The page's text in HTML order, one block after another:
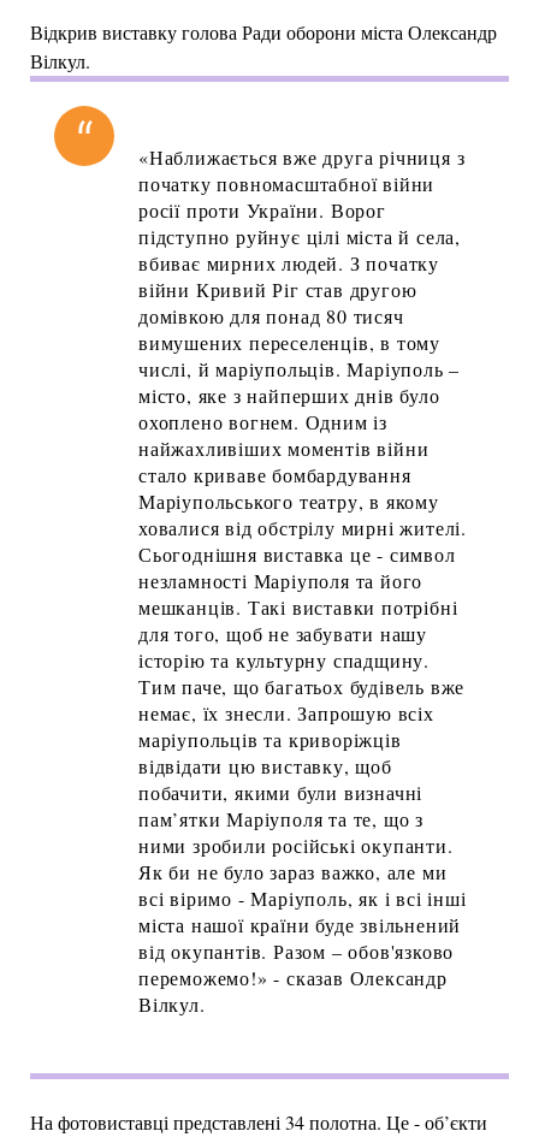
Відкрив виставку голова Ради оборони міста Олександр
Вілкул.
«Наближається вже друга річниця з
початку повномасштабної війни
росії проти України. Ворог
підступно руйнує цілі міста й села,
вбиває мирних людей. З початку
війни Кривий Ріг став другою
домівкою для понад 80 тисяч
вимушених переселенців, в тому
числі, й маріупольців. Маріуполь –
місто, яке з найперших днів було
охоплено вогнем. Одним із
найжахливіших моментів війни
стало криваве бомбардування
Маріупольського театру, в якому
ховалися від обстрілу мирні жителі.
Сьогоднішня виставка це - символ
незламності Маріуполя та його
мешканців. Такі виставки потрібні
для того, щоб не забувати нашу
історію та культурну спадщину.
Тим паче, що багатьох будівель вже
немає, їх знесли. Запрошую всіх
маріупольців та криворіжців
відвідати цю виставку, щоб
побачити, якими були визначні
пам’ятки Маріуполя та те, що з
ними зробили російські окупанти.
Як би не було зараз важко, але ми
всі віримо - Маріуполь, як і всі інші
міста нашої країни буде звільнений
від окупантів. Разом – обов'язково
переможемо!» - сказав Олександр
Вілкул.
На фотовиставці представлені 34 полотна. Це - об’єкти